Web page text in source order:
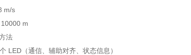
m/s
m
法
LED（通信、辅助对齐、状态信息）